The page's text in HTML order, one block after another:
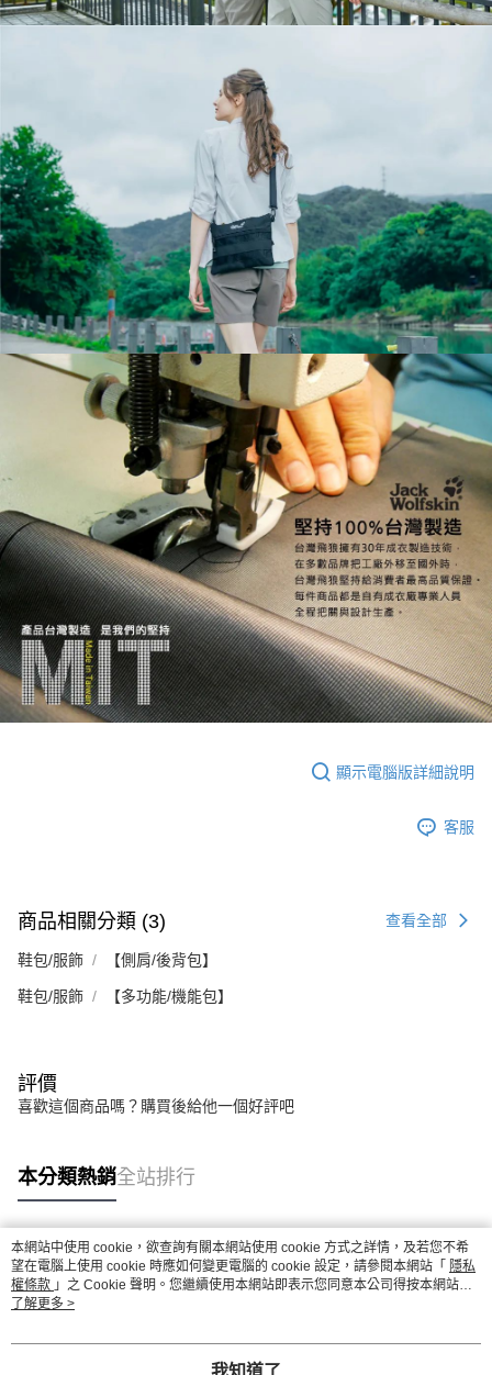
顯示電腦版詳細說明
客服
商品相關分類 (3) 查看全部
鞋包/服飾 【側肩/後背包】
鞋包/服飾 【多功能/機能包】
評價
喜歡這個商品嗎？購買後給他一個好評吧
本分類熱銷全站排行
熱門標籤
本網站中使用 cookie，欲查詢有關本網站使用 cookie 方式之詳情，及若您不希
望在電腦上使用 cookie 時應如何變更電腦的 cookie 設定，請參閱本網站「 隱私
權條款 」之 Cookie 聲明。您繼續使用本網站即表示您同意本公司得按本網站使
用條款之 Cookie 聲明使用 cookie。
了解更多 >
我知道了